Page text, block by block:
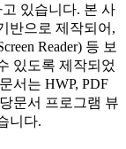
있습니다. 본 사
반으로 제작되어,
Reader) 등 보
있도록 제작되었
서는 HWP, PDF
문서 프로그램 뷰
니다.